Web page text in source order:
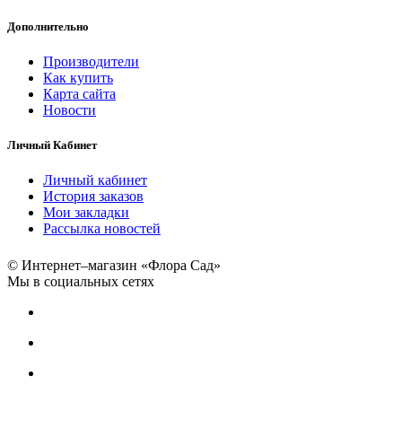
Дополнительно
Производители
Как купить
Карта сайта
Новости
Личный Кабинет
Личный кабинет
История заказов
Мои закладки
Рассылка новостей
© Интернет–магазин «Флора Сад»
Мы в социальных сетях